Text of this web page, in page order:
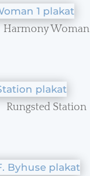
Harmony Woman
Rungsted Station